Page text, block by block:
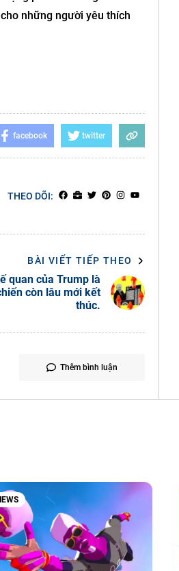
những người yêu thích
facebook twitter
THEO DÕI:
BÀI VIẾT TIẾP THEO
quan của Trump là
còn lâu mới kết
thúc.
Thêm bình luận